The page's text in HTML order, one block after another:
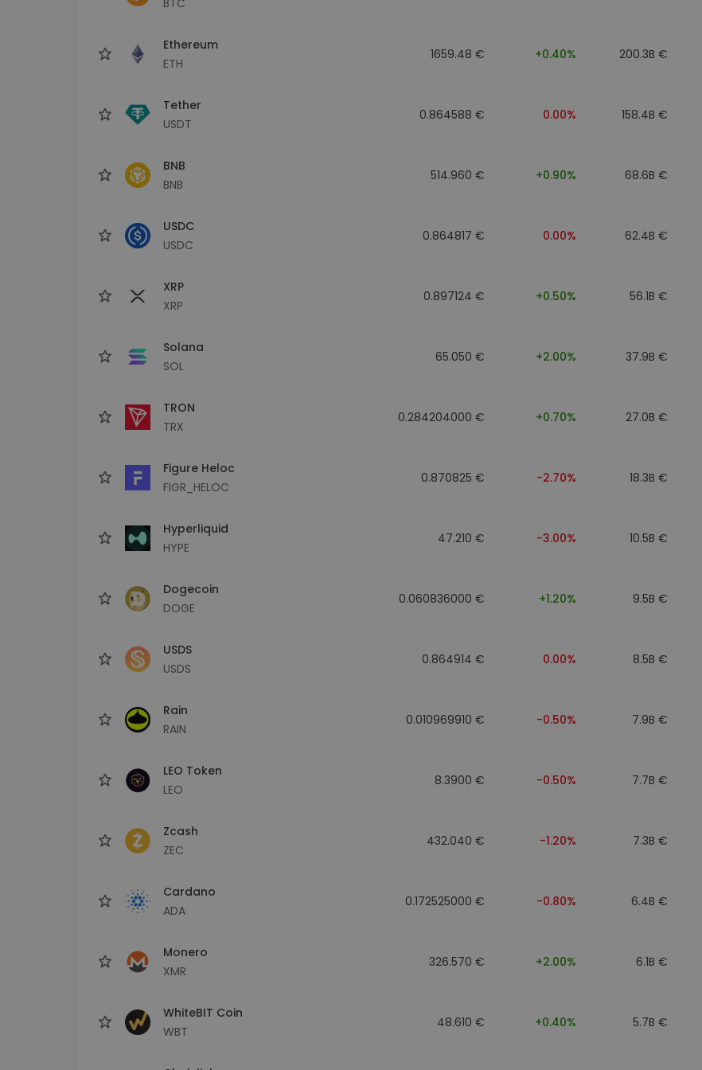
Ethereum
ETH
1659.48 € +0.40% 200.3B €
Tether
USDT
0.864588 € 0.00% 158.4B €
BNB
BNB
514.960 € +0.90% 68.6B €
USDC
USDC
0.864817 € 0.00% 62.4B €
XRP
XRP
0.897124 € +0.50% 56.1B €
Solana
SOL
65.050 € +2.00% 37.9B €
TRON
TRX
0.284204000 € +0.70% 27.0B €
Figure Heloc
FIGR_HELOC
0.870825 € -2.70% 18.3B €
Hyperliquid
HYPE
47.210 € -3.00% 10.5B €
Dogecoin
DOGE
0.060836000 € +1.20% 9.5B €
USDS
USDS
0.864914 € 0.00% 8.5B €
Rain
RAIN
0.010969910 € -0.50% 7.9B €
LEO Token
LEO
8.3900 € -0.50% 7.7B €
Zcash
ZEC
432.040 € -1.20% 7.3B €
Cardano
ADA
0.172525000 € -0.80% 6.4B €
Monero
XMR
326.570 € +2.00% 6.1B €
WhiteBIT Coin
WBT
48.610 € +0.40% 5.7B €